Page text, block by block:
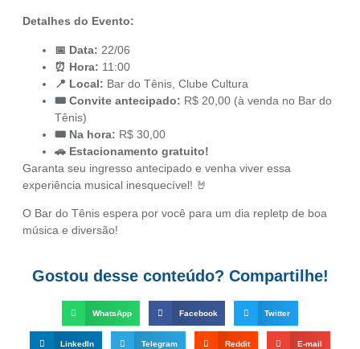
Detalhes do Evento:
📅 Data: 22/06
⏰ Hora: 11:00
📍 Local: Bar do Tênis, Clube Cultura
🎟️ Convite antecipado: R$ 20,00 (à venda no Bar do
Tênis)
🎟️ Na hora: R$ 30,00
🚗 Estacionamento gratuito!
Garanta seu ingresso antecipado e venha viver essa
experiência musical inesquecível! 🤘
O Bar do Tênis espera por você para um dia repletp de boa
música e diversão!
Gostou desse conteúdo? Compartilhe!
WhatsApp Facebook Twitter
LinkedIn Telegram Reddit E-mail